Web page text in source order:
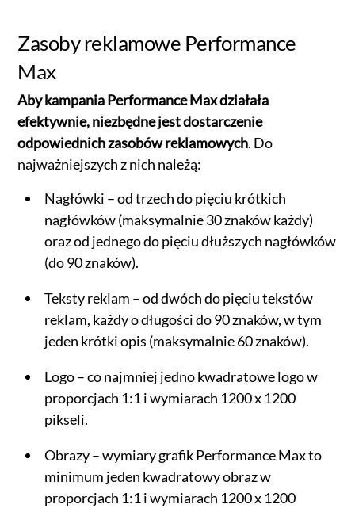
Zasoby reklamowe Performance
Max
Aby kampania Performance Max działała
efektywnie, niezbędne jest dostarczenie
odpowiednich zasobów reklamowych. Do
najważniejszych z nich należą:
Nagłówki – od trzech do pięciu krótkich
nagłówków (maksymalnie 30 znaków każdy)
oraz od jednego do pięciu dłuższych nagłówków
(do 90 znaków).
Teksty reklam – od dwóch do pięciu tekstów
reklam, każdy o długości do 90 znaków, w tym
jeden krótki opis (maksymalnie 60 znaków).
Logo – co najmniej jedno kwadratowe logo w
proporcjach 1:1 i wymiarach 1200 x 1200
pikseli.
Obrazy – wymiary grafik Performance Max to
minimum jeden kwadratowy obraz w
proporcjach 1:1 i wymiarach 1200 x 1200